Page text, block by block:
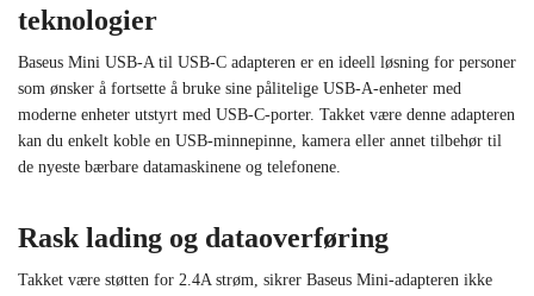
teknologier
Baseus Mini USB-A til USB-C adapteren er en ideell løsning for personer
som ønsker å fortsette å bruke sine pålitelige USB-A-enheter med
moderne enheter utstyrt med USB-C-porter. Takket være denne adapteren
kan du enkelt koble en USB-minnepinne, kamera eller annet tilbehør til
de nyeste bærbare datamaskinene og telefonene.
Rask lading og dataoverføring
Takket være støtten for 2.4A strøm, sikrer Baseus Mini-adapteren ikke